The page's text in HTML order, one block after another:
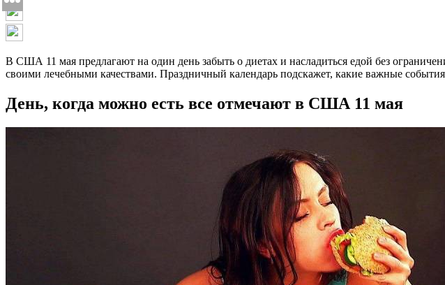
В США 11 мая предлагают на один день забыть о диетах и насладиться едой без
своими лечебными качествами. Праздничный календарь подскажет, какие важные
День, когда можно есть все отмечают в США 11 мая